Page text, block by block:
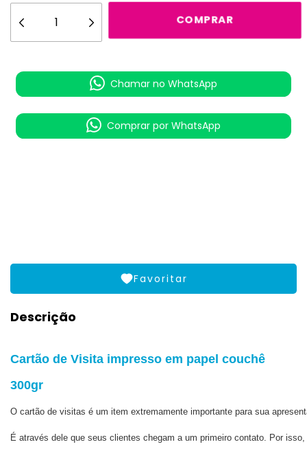
Chamar no WhatsApp
Comprar por WhatsApp
Favoritar
Descrição
Cartão de Visita impresso em papel couchê
300gr
O cartão de visitas é um item extremamente importante para sua
É através dele que seus clientes chegam a um primeiro contato. Por